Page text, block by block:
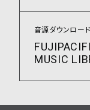
音源ダウンロー
MUSIC